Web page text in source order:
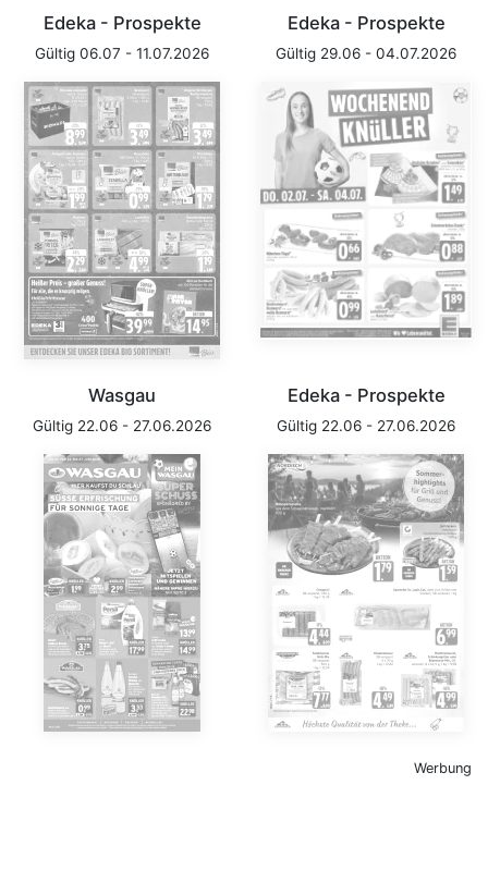
Edeka - Prospekte
Gültig 06.07 - 11.07.2026
Edeka - Prospekte
Gültig 29.06 - 04.07.2026
Wasgau
Gültig 22.06 - 27.06.2026
Edeka - Prospekte
Gültig 22.06 - 27.06.2026
Werbung